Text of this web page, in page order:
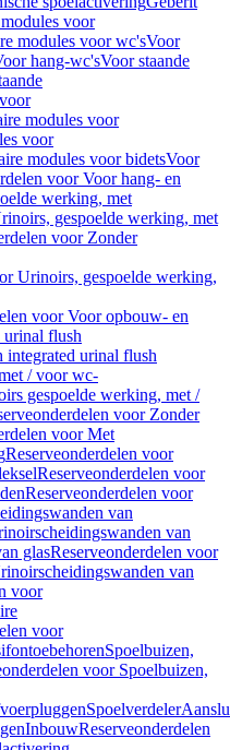
voor
modules voor wc'sVoor
hang-wc'sVoor staande
modules voor
voor
modules voor bidetsVoor
voor Voor hang- en
werking, met
gespoelde werking, met
voor Zonder
Urinoirs, gespoelde werking,
voor Voor opbouw- en
urinal flush
integrated urinal flush
/ voor wc-
gespoelde werking, met /
voor Zonder
voor Met
Reserveonderdelen voor
Reserveonderdelen voor
Reserveonderdelen voor
van
van
glasReserveonderdelen voor
van
voor
voor
Spoelbuizen,
voor Spoelbuizen,
Spoelverdeler
InbouwReserveonderdelen